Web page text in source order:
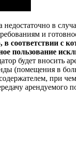
в
и
соответствии с
пользование
будет вносить
(помещения в
при
арендуемого